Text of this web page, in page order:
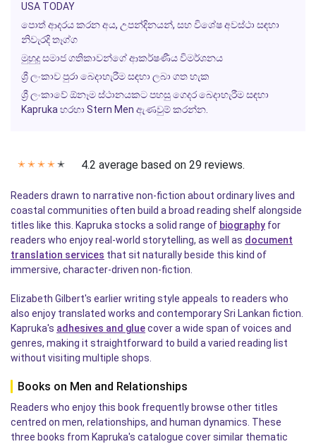
USA TODAY
පොත් ආදරය කරන අය, උපන්දිනයන්, සහ විශේෂ අවස්ථා සඳහා
නිවැරදි තෑග්ග
මුහුදු සමාජ ගතිකාවන්ගේ ආකර්ෂණීය විමර්ශනය
ශ්‍රී ලංකාව පුරා බෙදාහැරීම සඳහා ලබා ගත හැක
ශ්‍රී ලංකාවේ ඕනෑම ස්ථානයකට පහසු ගෙදර බෙදාහැරීම සඳහා
Kapruka හරහා Stern Men ඇණවුම් කරන්න.
✭ ✭ ✭ ✭ ✭ 4.2 average based on 29 reviews.
Readers drawn to narrative non-fiction about ordinary lives and
coastal communities often build a broad reading shelf alongside
titles like this. Kapruka stocks a solid range of biography for
readers who enjoy real-world storytelling, as well as document
translation services that sit naturally beside this kind of
immersive, character-driven non-fiction.
Elizabeth Gilbert's earlier writing style appeals to readers who
also enjoy translated works and contemporary Sri Lankan fiction.
Kapruka's adhesives and gluecover a wide span of voices and
genres, making it straightforward to build a varied reading list
without visiting multiple shops.
Books on Men and Relationships
Readers who enjoy this book frequently browse other titles
centred on men, relationships, and human dynamics. These
three books from Kapruka's catalogue cover similar thematic